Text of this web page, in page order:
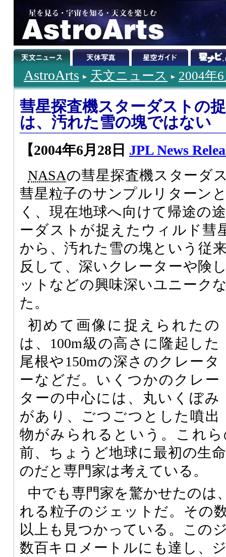
AstroArts 天文ニュース 2004年
彗星探査機スターダストの
は、汚れた雪の塊ではない
【2004年6月28日 JPL News
NASAの彗星探査機スターダ
彗星粒子のサンプルリターン
く、現在地球へ向けて帰途の
ーダストが捉えたウィルド彗
から、汚れた雪の塊という従
反して、深いクレーターや険
ットなどの興味深いユニーク
た。
初めて画像に捉えられたの
は、100m級の高さに隆起した
尾根や150mの深さのクレータ
ーなどだ。いくつかのクレー
ターの中心には、丸いくぼみ
があり、ごつごつとした噴出
物がみられるという。これ
前、ちょうど地球に最初の生
のだと専門家は考えている。
中でも専門家を驚かせたのは
れる粒子のジェットだ。その
以上も見つかっている。この
数百キロメートルにも達し、